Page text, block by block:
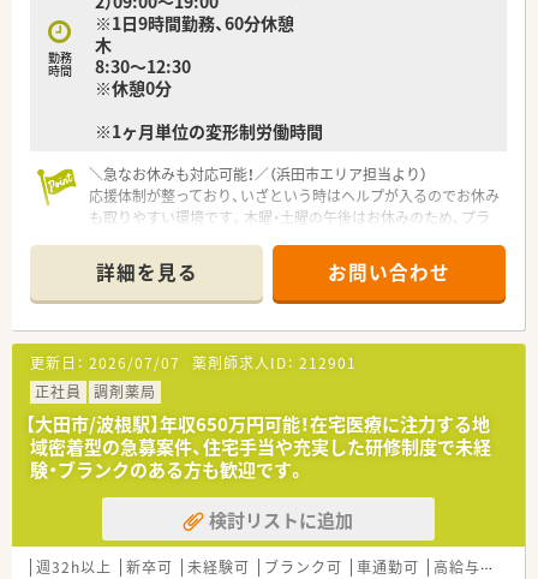
勤務
時間
※1日9時間勤務、60分休憩
木
8:30～12:30
※休憩0分
※1ヶ月単位の変形制労働時間
＼急なお休みも対応可能！／（浜田市エリア担当より）
応援体制が整っており、いざという時はヘルプが入るのでお休み
も取りやすい環境です。木曜・土曜の午後はお休みのため、プラ
＊------------------------------------------＊
【店舗情報と応需状況について】
■周布駅から徒歩で3分ほどの場所に位置しており、毎日の通勤
にも非常に便利なアクセス環境が整っている店舗です。
■内科を中心に皮膚科や小児科の処方箋も応需しており、専門性
の高い疾患に関する知識を幅広く深めることができます。
■今後は居宅の患者様に向けた在宅業務にも注力していく予定
であり、地域医療に深く貢献できるやりがいのある環境です。
【法人特徴について】
■50年以上の長い歴史を持ち、県内に複数の店舗を展開しなが
ら地域に根ざした安定した経営を続けている企業です。
■健康と安全を第一に考え、地域の皆様から信頼されるかかりつ
け薬局を目指して日々きめ細やかな対応を行っています。
詳細を見る お問い合わせ
更新日： 2026/07/07 薬剤師求人ID： 212901
正社員
調剤薬局
【大田市/波根駅】年収650万円可能！在宅医療に注力する地
域密着型の急募案件、住宅手当や充実した研修制度で未経
験・ブランクのある方も歓迎です。
検討リストに追加
週32h以上 新卒可 未経験可 ブランク可 車通勤可 高給与(600万円以上)